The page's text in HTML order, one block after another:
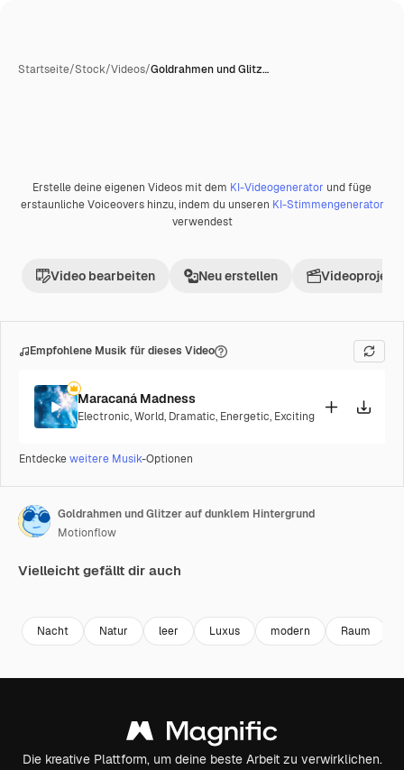
Startseite/Stock/Videos/Goldrahmen und Glitz…
Premium
Erstelle deine eigenen Videos mit dem KI-Videogenerator und füge
erstaunliche Voiceovers hinzu, indem du unseren KI-Stimmengenerator
verwendest
Video bearbeiten Neu erstellen Videoprojekt
Empfohlene Musik für dieses Video
Maracaná Madness
Electronic,World, Dramatic, Energetic, Exciting
Entdeckeweitere Musik-Optionen
Goldrahmen und Glitzer auf dunklem Hintergrund
Motionflow
Vielleicht gefällt dir auch
Nacht Natur leer Luxus modern Raum
Die kreative Plattform, um deine beste Arbeit zu verwirklichen.